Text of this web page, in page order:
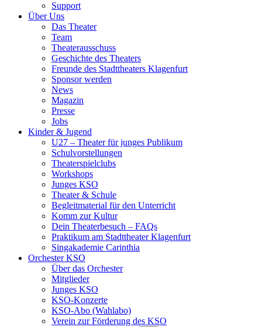
Support
Über Uns
Das Theater
Team
Theaterausschuss
Geschichte des Theaters
Freunde des Stadttheaters Klagenfurt
Sponsor werden
News
Magazin
Presse
Jobs
Kinder & Jugend
U27 – Theater für junges Publikum
Schulvorstellungen
Theaterspielclubs
Workshops
Junges KSO
Theater & Schule
Begleitmaterial für den Unterricht
Komm zur Kultur
Dein Theaterbesuch – FAQs
Praktikum am Stadttheater Klagenfurt
Singakademie Carinthia
Orchester KSO
Über das Orchester
Mitglieder
Junges KSO
KSO-Konzerte
KSO-Abo (Wahlabo)
Verein zur Förderung des KSO